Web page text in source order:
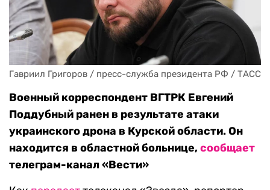
Гавриил Григоров / пресс-служба президента РФ / ТАСС
Военный корреспондент ВГТРК Евгений
Поддубный ранен в результате атаки
украинского дрона в Курской области. Он
находится в областной больнице,сообщает
телеграм-канал «Вести»